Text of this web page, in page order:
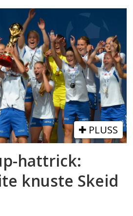
PLUSS
hattrick:
knuste Skeid